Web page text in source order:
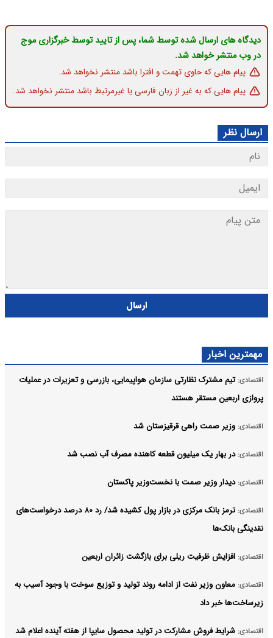
دیدگاه های ارسال شده توسط شما، پس از تایید توسط خبرگزاری موج
در وب منتشر خواهد شد.
پیام هایی که حاوی تهمت و افترا باشد منتشر نخواهد شد.
پیام هایی که به غیر از زبان فارسی یا غیرمرتبط باشد منتشر نخواهد شد.
ارسال نظر
ارسال
مهمترین اخبار
اقتصادی: تیم مشترک نظارتی سازمان هواپیمایی، بازرسی و تعزیرات در عملیات
پروازی اربعین مستقر هستند
اقتصادی: وزیر صمت راهی قرقیزستان شد
اقتصادی: در بهار یک میلیون قطعه کاهنده مصرف آب نصب شد
اقتصادی: دیدار وزیر صمت با نخست‌وزیر پاکستان
اقتصادی:
ترمز بانک مرکزی در بازار پول کشیده شد/ رد ۸۰ درصد درخواست‌های
نقدینگی بانک‌ها
اقتصادی: افزایش ظرفیت ریلی برای بازگشت زائران اربعین
اقتصادی: معاون وزیر نفت از ادامه روند تولید و توزیع سوخت با وجود آسیب به
زیرساخت‌ها خبر داد
اقتصادی: شرایط فروش مشارکت در تولید محصول سایپا از هفته آینده اعلام شد